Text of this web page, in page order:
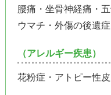
腰痛・坐骨神経痛・
ウマチ・外傷の後遺
（アレルギー疾患）
花粉症・アトピー性